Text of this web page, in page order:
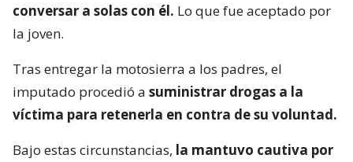
conversar a solas con él. Lo que fue aceptado por
la joven.
Tras entregar la motosierra a los padres, el
imputado procedió a suministrar drogas a la
víctima para retenerla en contra de su voluntad.
Bajo estas circunstancias, la mantuvo cautiva por